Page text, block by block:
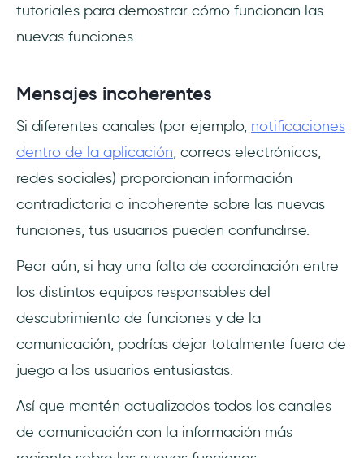
tutoriales para demostrar cómo funcionan las
nuevas funciones.
Mensajes incoherentes
Si diferentes canales (por ejemplo, notificaciones
dentro de la aplicación, correos electrónicos,
redes sociales) proporcionan información
contradictoria o incoherente sobre las nuevas
funciones, tus usuarios pueden confundirse.
Peor aún, si hay una falta de coordinación entre
los distintos equipos responsables del
descubrimiento de funciones y de la
comunicación, podrías dejar totalmente fuera de
juego a los usuarios entusiastas.
Así que mantén actualizados todos los canales
de comunicación con la información más